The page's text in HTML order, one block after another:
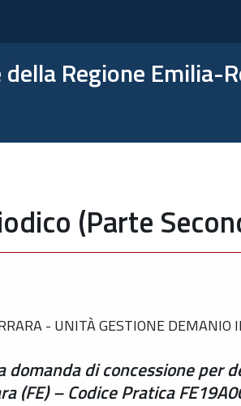
Regione Emilia-
(Parte
- UNITÀ GESTIONE
di concessione per
(FE) – Codice Pratica